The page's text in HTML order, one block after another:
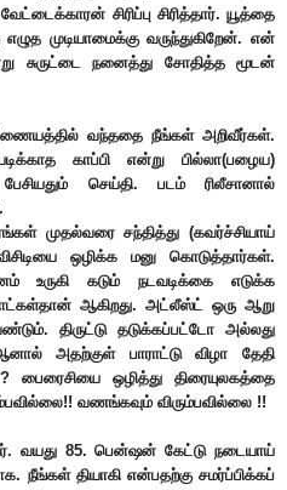
சிரிப்பு சிரித்தார். யூத்தை
முடியாமைக்கு வருந்துகிறேன். என்
சுருட்டை நனைத்து சோதித்த மூடன்
வந்ததை நீங்கள் அறிவீர்கள்.
காப்பி என்று பில்லா(பழைய)
செய்தி. படம் ரிலீசானால்
முதல்வரை சந்தித்து (கவர்ச்சியாய்
ஒழிக்க மனு கொடுத்தார்கள்.
உருகி கடும் நடவடிக்கை எடுக்க
ஆகிறது. அட்லீஸ்ட் ஒரு ஆறு
திருட்டு தடுக்கப்பட்டோ அல்லது
அதற்குள் பாராட்டு விழா தேதி
பைரைசியை ஒழித்து திரையுலகத்தை
வணங்கவும் விரும்பவில்லை !!
வயது 85. பென்ஷன் கேட்டு நடையாய்
நீங்கள் தியாகி என்பதற்கு சமர்ப்பிக்கப்